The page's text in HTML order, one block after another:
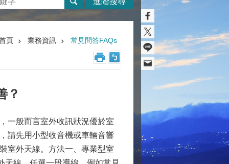
頁 業務資訊 常見問答FAQs
？
一般而言室外收訊狀況優於室
請先用小型收音機或車輛音響
室外天線。方法一、專業型室